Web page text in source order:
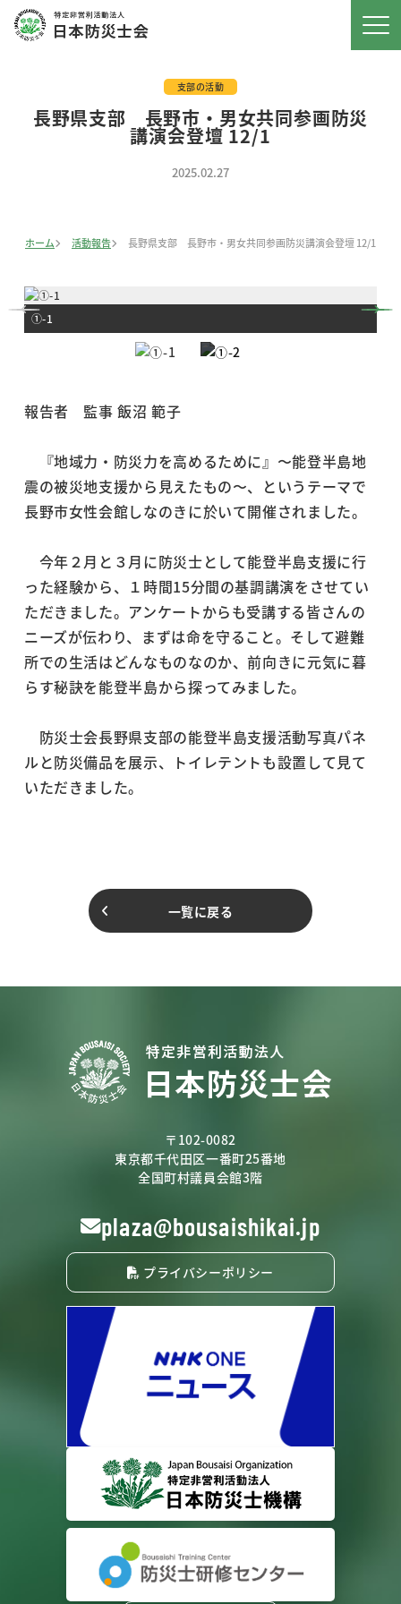
支部の活動
長野県支部 長野市・男女共同参画防災
講演会登壇 12/1
2025.02.27
ホーム 活動報告 長野県支部 長野市・男女共同参画防災講演会登壇 12/1
①-1
報告者 監事 飯沼 範子
『地域力・防災力を高めるために』〜能登半島地
震の被災地支援から見えたもの〜、というテーマで
長野市女性会館しなのきに於いて開催されました。
今年２月と３月に防災士として能登半島支援に行
った経験から、１時間15分間の基調講演をさせてい
ただきました。アンケートからも受講する皆さんの
ニーズが伝わり、まずは命を守ること。そして避難
所での生活はどんなものなのか、前向きに元気に暮
らす秘訣を能登半島から探ってみました。
防災士会長野県支部の能登半島支援活動写真パネ
ルと防災備品を展示、トイレテントも設置して見て
いただきました。
一覧に戻る
〒102-0082
東京都千代田区一番町25番地
全国町村議員会館3階
plaza@bousaishikai.jp
プライバシーポリシー